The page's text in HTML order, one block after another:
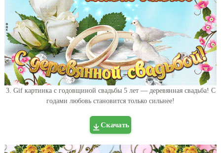
3. Gif картинка с годовщиной свадьбы 5 лет — деревянная свадьба! С
годами любовь становится только сильнее!
Скачать